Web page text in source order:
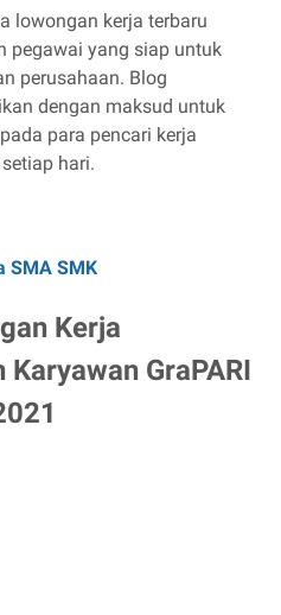
lowongan kerja terbaru
pegawai yang siap untuk
perusahaan. Blog
dengan maksud untuk
para pencari kerja
hari.
SMA SMK
Kerja
GraPARI